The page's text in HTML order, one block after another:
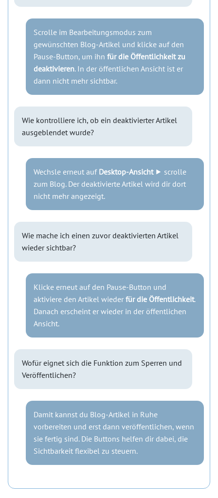
Scrolle im Bearbeitungsmodus zum
gewünschten Blog-Artikel und klicke auf den
Pause-Button, um ihn für die Öffentlichkeit zu
deaktivieren. In der öffentlichen Ansicht ist er
dann nicht mehr sichtbar.
Wie kontrolliere ich, ob ein deaktivierter Artikel
ausgeblendet wurde?
Wechsle erneut auf Desktop-Ansicht⯈ scrolle
zum Blog. Der deaktivierte Artikel wird dir dort
nicht mehr angezeigt.
Wie mache ich einen zuvor deaktivierten Artikel
wieder sichtbar?
Klicke erneut auf den Pause-Button und
aktiviere den Artikel wieder für die Öffentlichkeit.
Danach erscheint er wieder in der öffentlichen
Ansicht.
Wofür eignet sich die Funktion zum Sperren und
Veröffentlichen?
Damit kannst du Blog-Artikel in Ruhe
vorbereiten und erst dann veröffentlichen, wenn
sie fertig sind. Die Buttons helfen dir dabei, die
Sichtbarkeit flexibel zu steuern.